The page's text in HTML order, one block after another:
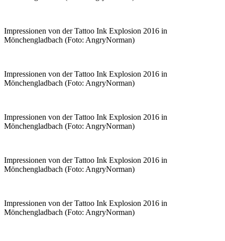
Impressionen von der Tattoo Ink Explosion 2016 in
Mönchengladbach (Foto: AngryNorman)
Impressionen von der Tattoo Ink Explosion 2016 in
Mönchengladbach (Foto: AngryNorman)
Impressionen von der Tattoo Ink Explosion 2016 in
Mönchengladbach (Foto: AngryNorman)
Impressionen von der Tattoo Ink Explosion 2016 in
Mönchengladbach (Foto: AngryNorman)
Impressionen von der Tattoo Ink Explosion 2016 in
Mönchengladbach (Foto: AngryNorman)